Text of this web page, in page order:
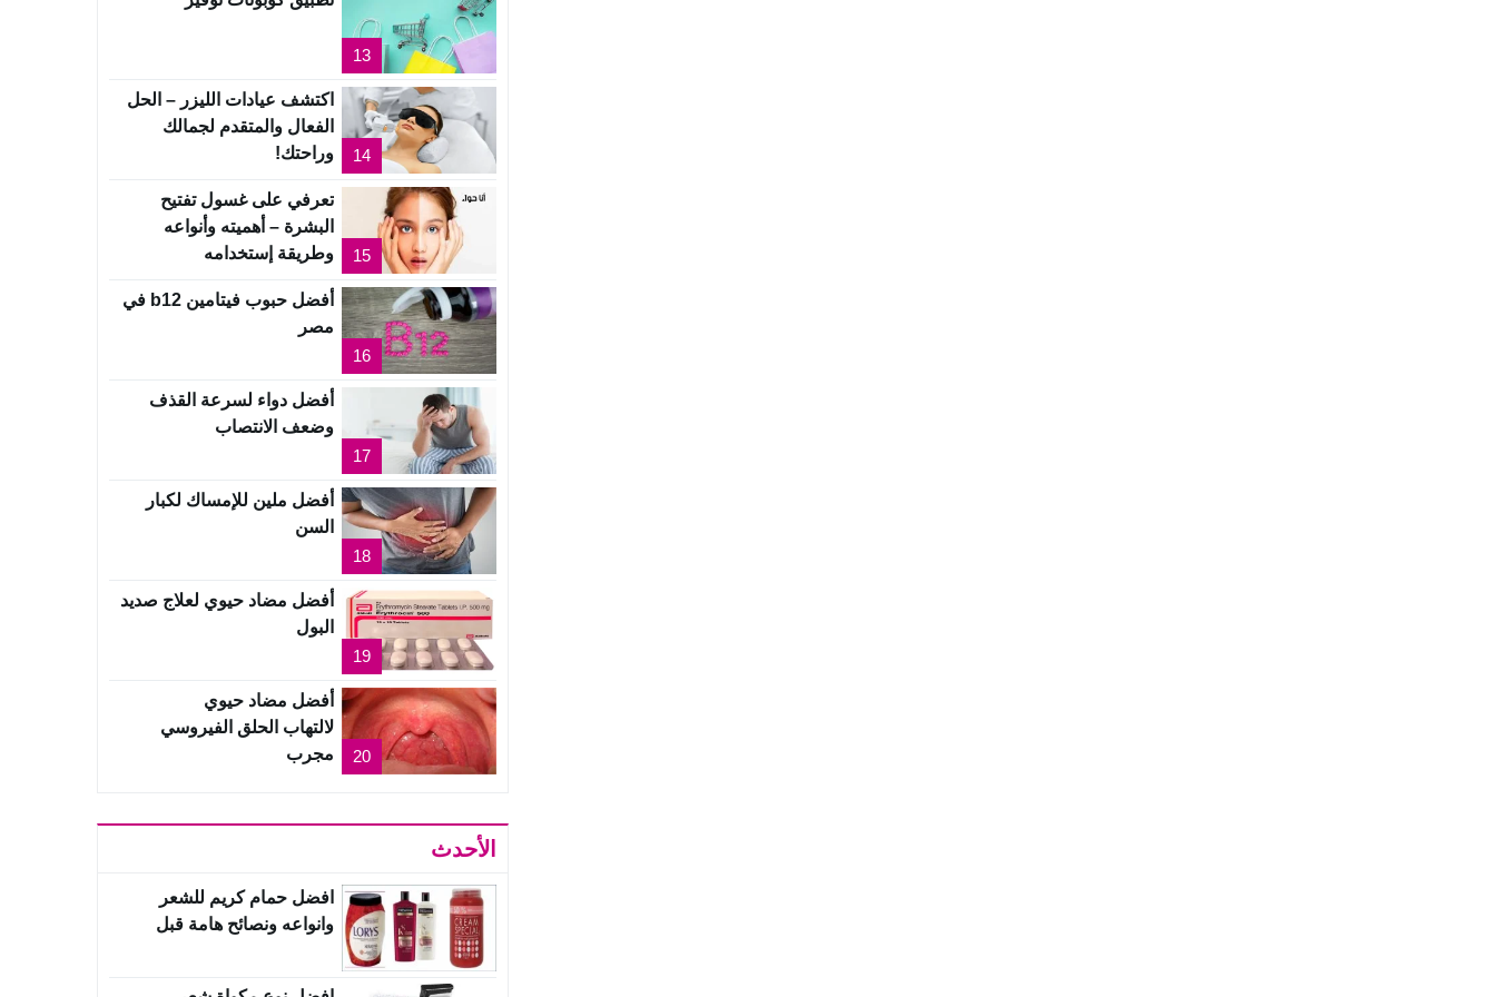
13
14
اكتشف عيادات الليزر – الحل
الفعال والمتقدم لجمالك
وراحتك!
15
تعرفي على غسول تفتيح
البشرة – أهميته وأنواعه
وطريقة إستخدامه
16
أفضل حبوب فيتامين b12 في
مصر
17
أفضل دواء لسرعة القذف
وضعف الانتصاب
18
أفضل ملين للإمساك لكبار
السن
19
أفضل مضاد حيوي لعلاج صديد
البول
20
أفضل مضاد حيوي
لالتهاب الحلق الفيروسي
مجرب
الأحدث
افضل حمام كريم للشعر
وانواعه ونصائح هامة قبل